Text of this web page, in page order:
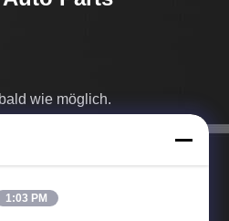
wie möglich.
1:03 PM